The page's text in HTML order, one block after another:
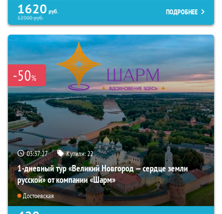
1620 руб.
12900руб.
ПОДРОБНЕЕ
-50%
03:37:25 Купили:22
1-дневный тур «Великий Новгород — сердце земли
русской» от компании «Шарм»
Достоевская